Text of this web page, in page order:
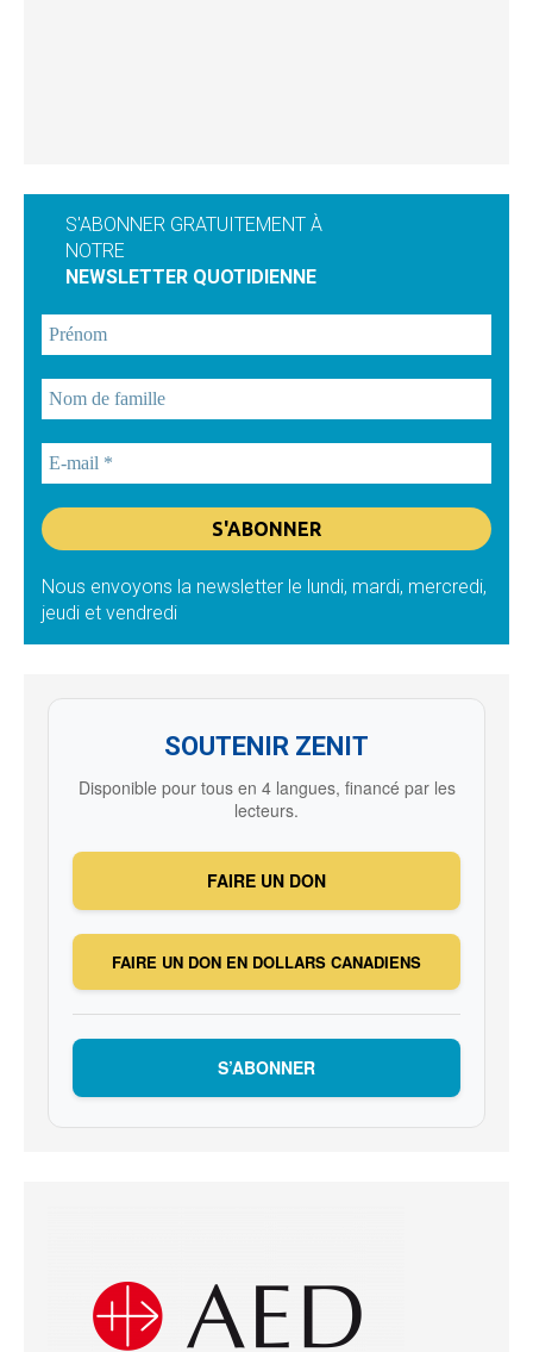
S'ABONNER GRATUITEMENT À
NOTRE
NEWSLETTER QUOTIDIENNE
Nous envoyons la newsletter le lundi, mardi, mercredi,
jeudi et vendredi
SOUTENIR ZENIT
Disponible pour tous en 4 langues, financé par les
lecteurs.
FAIRE UN DON
FAIRE UN DON EN DOLLARS CANADIENS
S’ABONNER